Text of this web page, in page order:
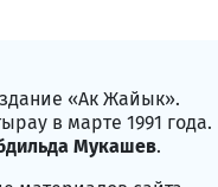
«Ак Жайык».
в марте 1991 года.
Мукашев.